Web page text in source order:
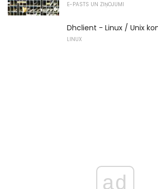
E-PASTS UN ZIŅOJUMI
Dhclient - Linux / Unix
LINUX
ad